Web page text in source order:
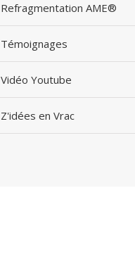
Refragmentation AME®
Témoignages
Vidéo Youtube
Z'idées en Vrac